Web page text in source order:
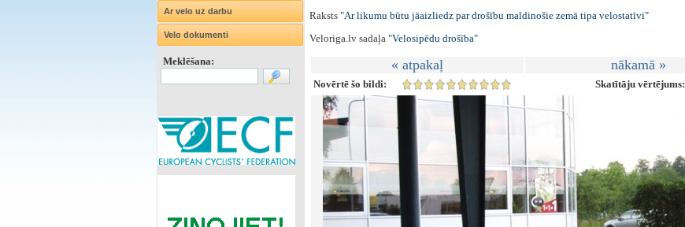
Ar velo uz darbu
Velo dokumenti
Meklēšana:
Raksts "Ar likumu būtu jāaizliedz par drošību maldinošie zemā tipa velostatīvi"
Veloriga.lv sadaļa "Velosipēdu drošība"
« atpakaļ nākamā »
Novērtē šo bildi: Skatītāju vērtējums: